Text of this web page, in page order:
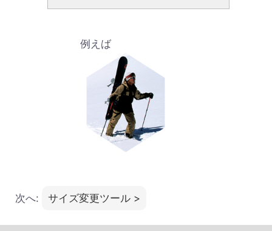
例えば
次へ: サイズ変更ツール >